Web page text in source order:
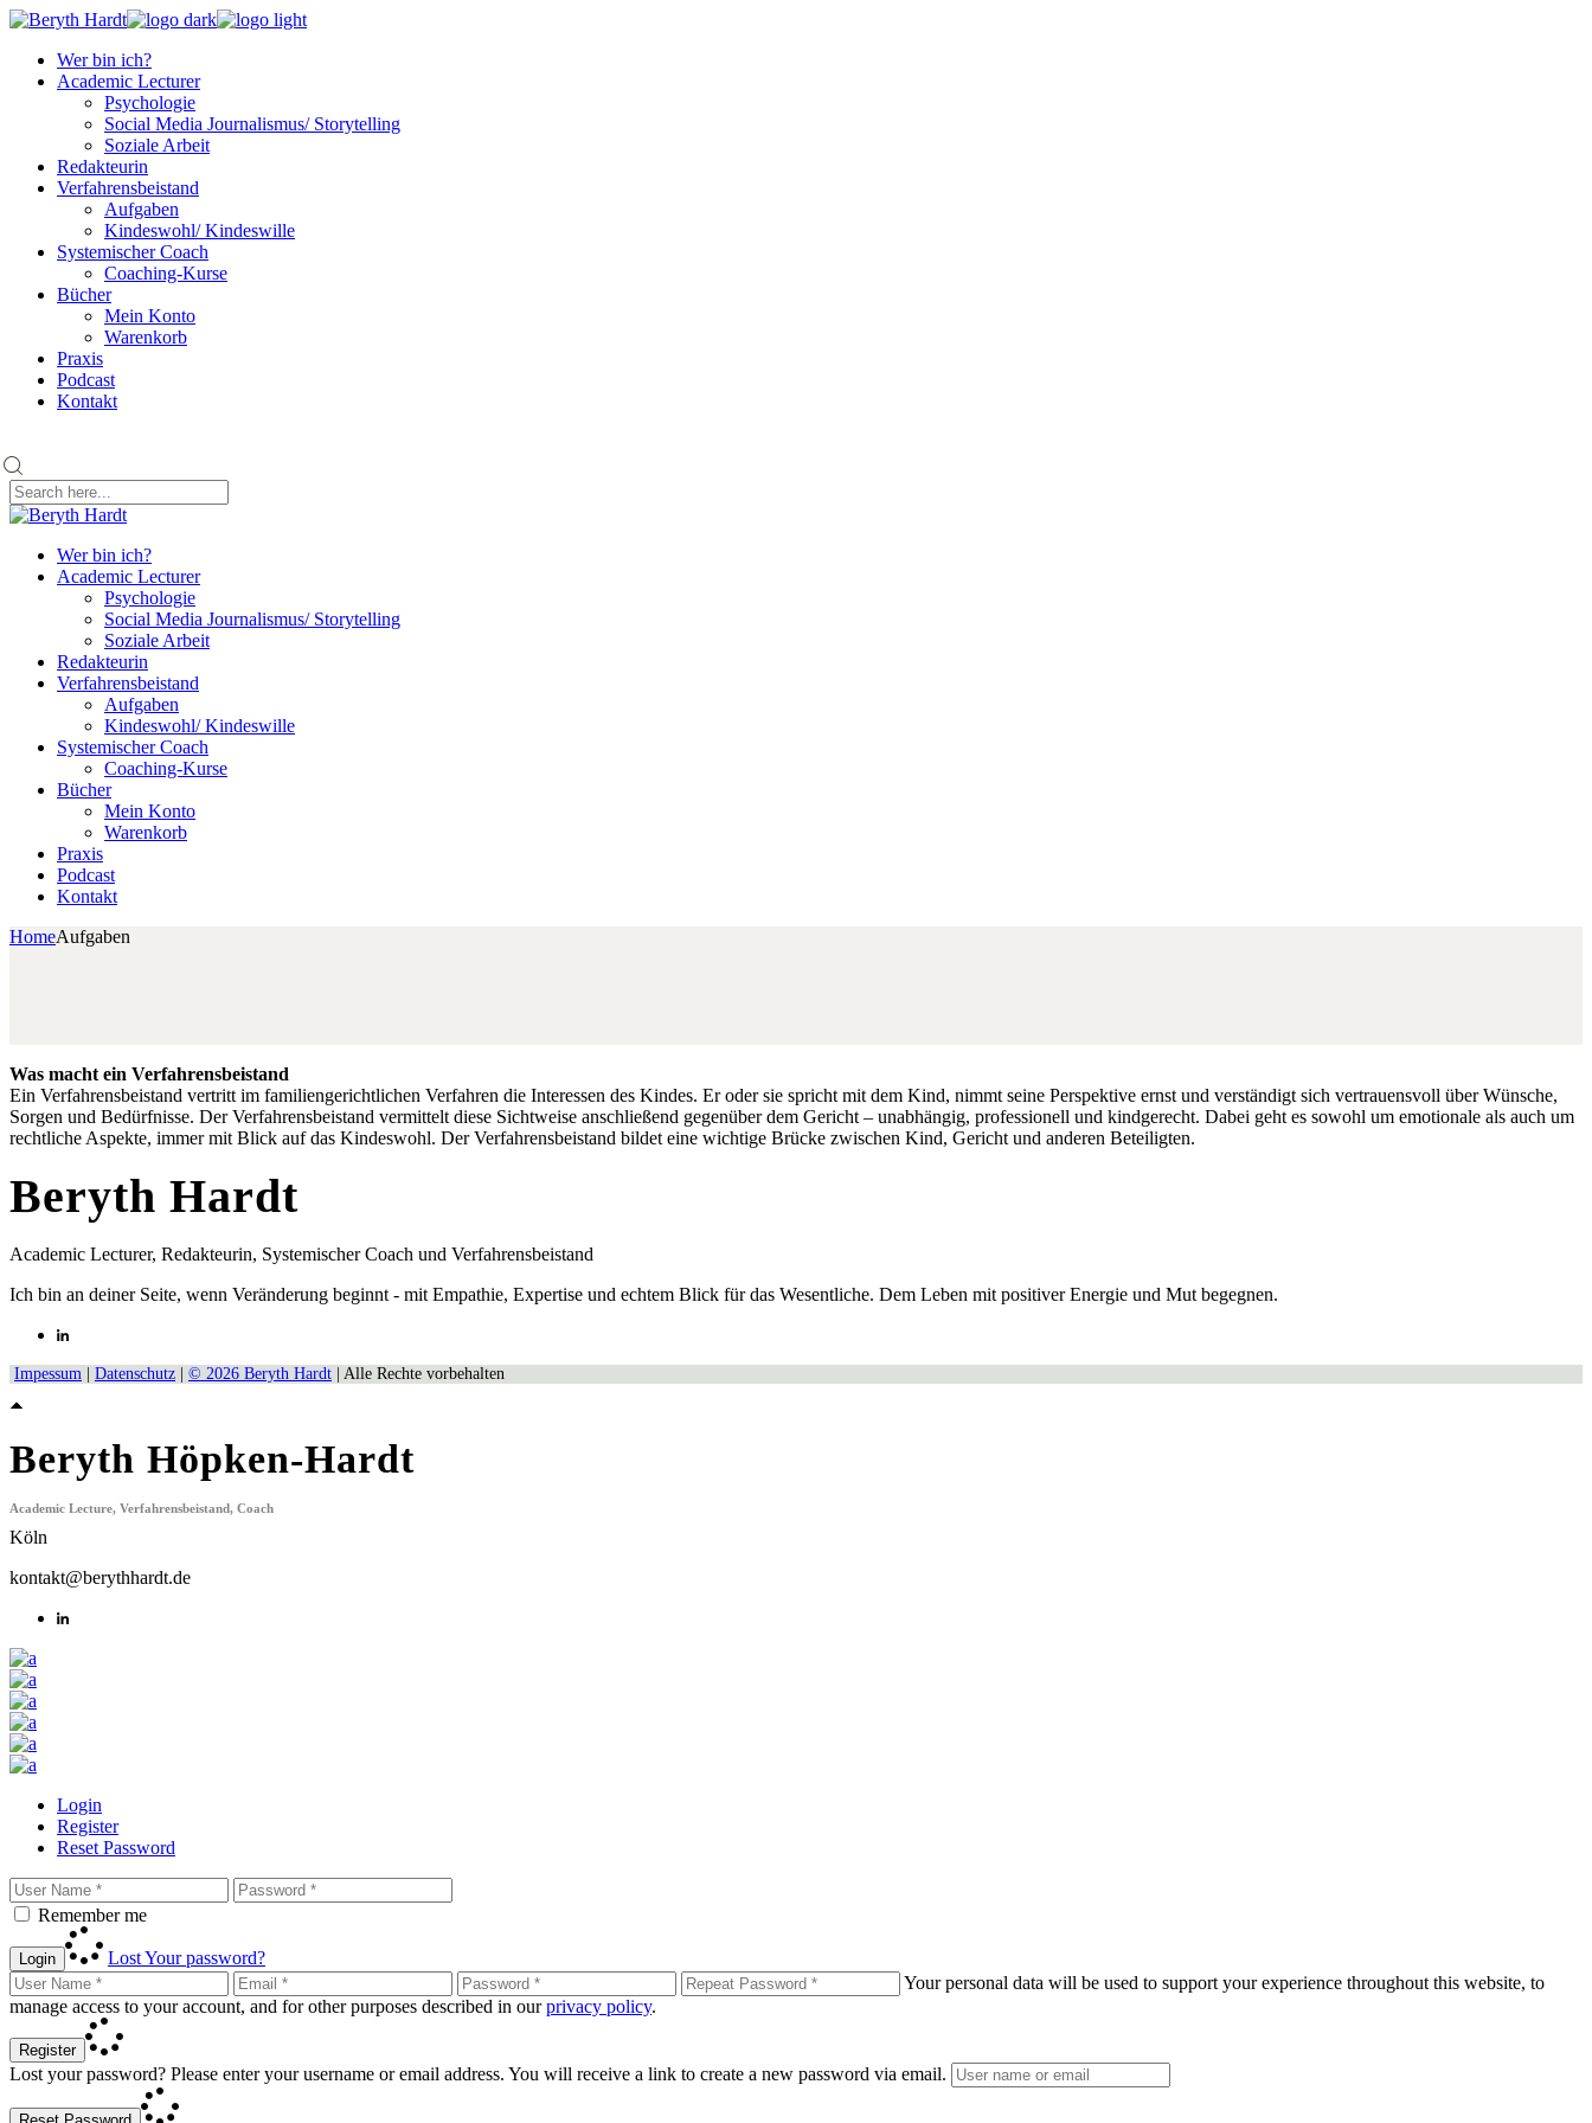
Skip
content
Wer bin ich?
Academic Lecturer
Psychologie
Social Media Journalismus/ Storytelling
Soziale Arbeit
Redakteurin
Verfahrensbeistand
Aufgaben
Kindeswohl/ Kindeswille
Systemischer Coach
Coaching-Kurse
Bücher
Mein Konto
Warenkorb
Praxis
Podcast
Kontakt
Wer bin ich?
Academic Lecturer
Psychologie
Social Media Journalismus/ Storytelling
Soziale Arbeit
Redakteurin
Verfahrensbeistand
Aufgaben
Kindeswohl/ Kindeswille
Systemischer Coach
Coaching-Kurse
Bücher
Mein Konto
Warenkorb
Praxis
Podcast
Kontakt
HomeAufgaben
Was macht ein Verfahrensbeistand
Ein Verfahrensbeistand vertritt im familiengerichtlichen Verfahren die Interessen des Kindes. Er oder sie spricht mit dem Kind, nimmt seine Perspektive ernst und verständigt sich vertrauensvoll über Wünsche,
Sorgen und Bedürfnisse. Der Verfahrensbeistand vermittelt diese Sichtweise anschließend gegenüber dem Gericht – unabhängig, professionell und kindgerecht. Dabei geht es sowohl um emotionale als auch um
rechtliche Aspekte, immer mit Blick auf das Kindeswohl. Der Verfahrensbeistand bildet eine wichtige Brücke zwischen Kind, Gericht und anderen Beteiligten.
Beryth Hardt
Academic Lecturer, Redakteurin, Systemischer Coach und Verfahrensbeistand
Ich bin an deiner Seite, wenn Veränderung beginnt - mit Empathie, Expertise und echtem Blick für das Wesentliche. Dem Leben mit positiver Energie und Mut begegnen.
Impessum Datenschutz © 2026 Beryth Hardt | Alle Rechte vorbehalten
Beryth Höpken-Hardt
Academic Lecture, Verfahrensbeistand, Coach
Köln
kontakt@berythhardt.de
Login
Register
Reset Password
Remember me
Login
Lost Your password?
Your personal data will be used to support your experience throughout this website, to
manage access to your account, and for other purposes described in ourprivacy policy.
Register
Lost your password? Please enter your username or email address. You will receive a link to create a new password via email.